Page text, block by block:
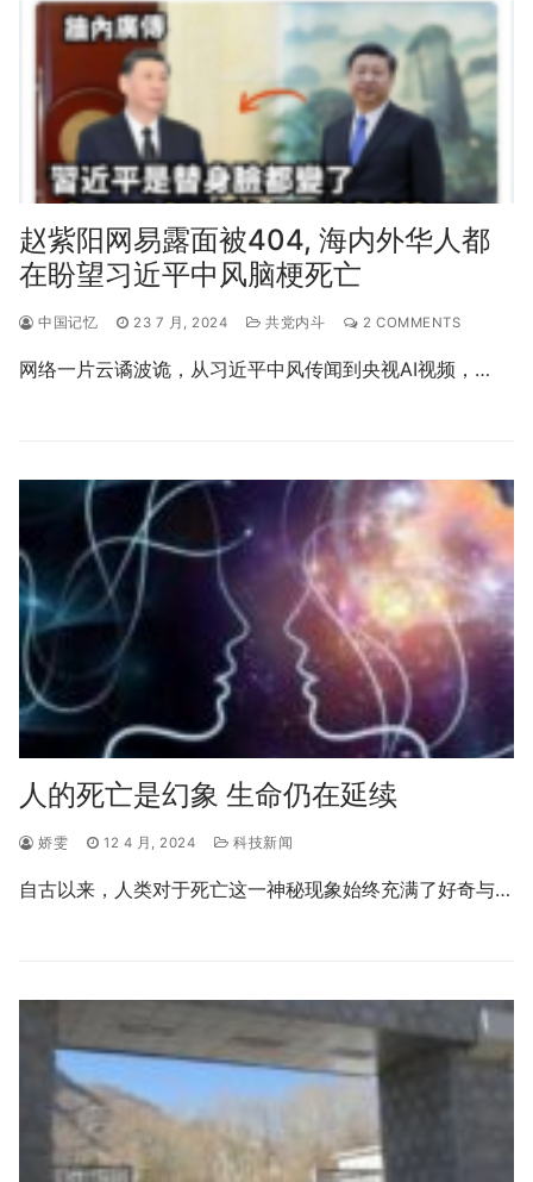
赵紫阳网易露面被404, 海内外华人都
在盼望习近平中风脑梗死亡
中国记忆 23 7 月, 2024 共党内斗 2 COMMENTS
网络一片云谲波诡，从习近平中风传闻到央视AI视频，…
人的死亡是幻象 生命仍在延续
娇雯 12 4 月, 2024 科技新闻
自古以来，人类对于死亡这一神秘现象始终充满了好奇与…